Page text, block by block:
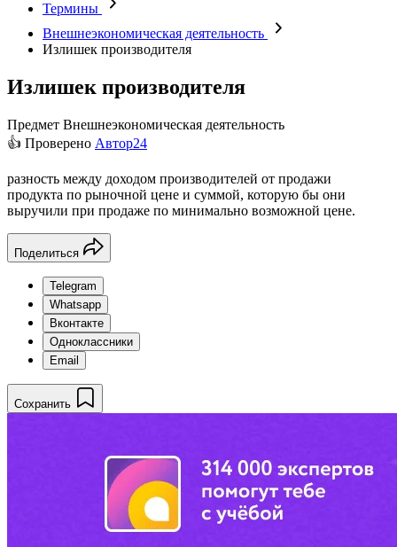
Термины
Внешнеэкономическая деятельность
Излишек производителя
Излишек производителя
Предмет Внешнеэкономическая деятельность
👍 Проверено Автор24
разность между доходом производителей от продажи
продукта по рыночной цене и суммой, которую бы они
выручили при продаже по минимально возможной цене.
Поделиться
Telegram
Whatsapp
Вконтакте
Одноклассники
Email
Сохранить